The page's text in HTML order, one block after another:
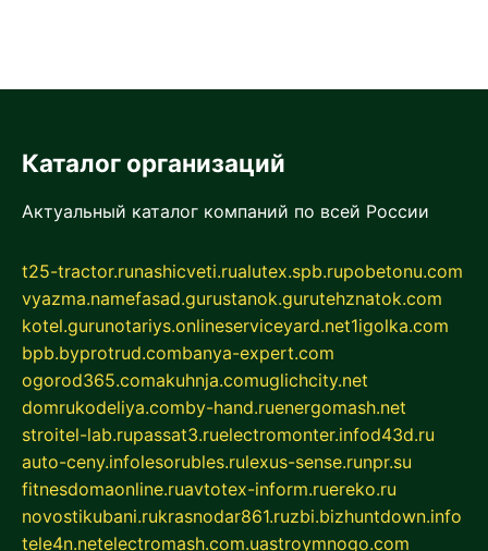
Каталог организаций
Актуальный каталог компаний по всей России
t25-tractor.runashicveti.rualutex.spb.rupobetonu.com
vyazma.namefasad.gurustanok.gurutehznatok.com
kotel.gurunotariys.onlineserviceyard.net1igolka.com
bpb.byprotrud.combanya-expert.com
ogorod365.comakuhnja.comuglichcity.net
domrukodeliya.comby-hand.ruenergomash.net
stroitel-lab.rupassat3.ruelectromonter.infod43d.ru
auto-ceny.infolesorubles.rulexus-sense.runpr.su
fitnesdomaonline.ruavtotex-inform.ruereko.ru
novostikubani.rukrasnodar861.ruzbi.bizhuntdown.info
tele4n.netelectromash.com.uastroymnogo.com